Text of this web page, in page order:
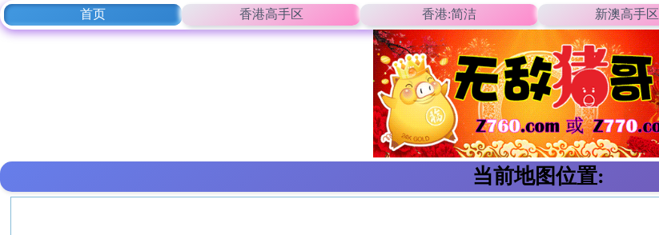
首页 香港高手区 香港:简洁 新澳高手区
当前地图位置: